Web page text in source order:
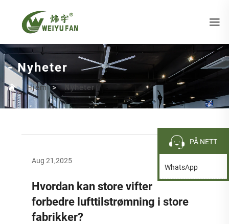
- Nyheter
Hjem > Nyheter
Aug 21,2025
Hvordan kan store vifter
forbedre lufttilstrømning i store
fabrikker?
PÅ NETT
WhatsApp